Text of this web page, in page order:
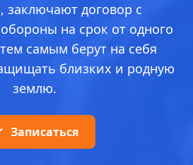
заключают договор с
на срок от одного
самым берут на себя
близких и родную
землю.
Записаться